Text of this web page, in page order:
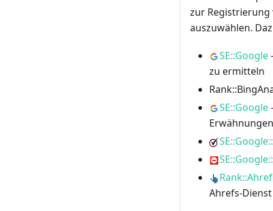
zur
auszuwählen.
SE::Google
zu ermitteln
SE::Google
Ahrefs-Dienst